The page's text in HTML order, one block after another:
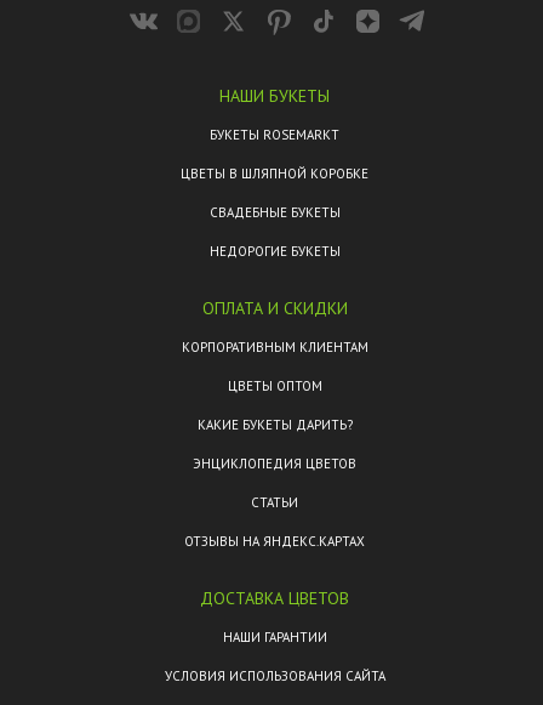
НАШИ БУКЕТЫ
БУКЕТЫ ROSEMARKT
ЦВЕТЫ В ШЛЯПНОЙ КОРОБКЕ
СВАДЕБНЫЕ БУКЕТЫ
НЕДОРОГИЕ БУКЕТЫ
ОПЛАТА И СКИДКИ
КОРПОРАТИВНЫМ КЛИЕНТАМ
ЦВЕТЫ ОПТОМ
КАКИЕ БУКЕТЫ ДАРИТЬ?
ЭНЦИКЛОПЕДИЯ ЦВЕТОВ
СТАТЬИ
ОТЗЫВЫ НА ЯНДЕКС.КАРТАХ
ДОСТАВКА ЦВЕТОВ
НАШИ ГАРАНТИИ
УСЛОВИЯ ИСПОЛЬЗОВАНИЯ САЙТА